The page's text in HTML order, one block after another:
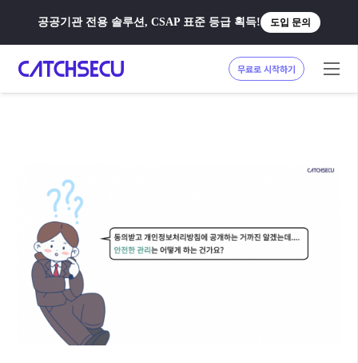
공공기관 전용 솔루션, CSAP 표준 등급 획득! 도입 문의
무료로 시작하기